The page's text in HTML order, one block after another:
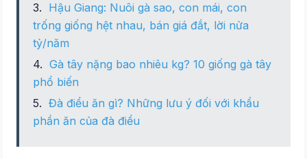
Hậu Giang: Nuôi gà sao, con mái, con
trống giống hệt nhau, bán giá đắt, lời nửa
tỷ/năm
Gà tây nặng bao nhiêu kg? 10 giống gà tây
phổ biến
Đà điểu ăn gì? Những lưu ý đối với khẩu
phần ăn của đà điểu